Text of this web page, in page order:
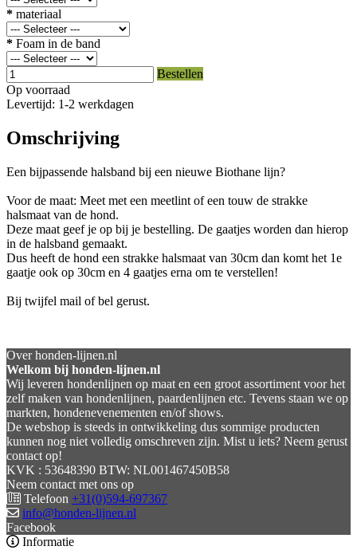
* materiaal
* Foam in de band
Bestellen
Op voorraad
Levertijd: 1-2 werkdagen
Omschrijving
Een bijpassende halsband bij een nieuwe Biothane lijn?
Voor de maat: Meet met een meetlint of een touw de strakke
halsmaat van de hond.
Deze maat geef je op bij je bestelling. De gaatjes worden dan hierop
in de halsband gemaakt.
Dus heeft de hond een strakke halsmaat van 30cm dan komt het 1e
gaatje ook op 30cm en 4 gaatjes erna om te verstellen!
Bij twijfel mail of bel gerust.
Over honden-lijnen.nl
Welkom bij honden-lijnen.nl
Wij leveren hondenlijnen op maat en een groot assortiment voor het
zelf maken van hondenlijnen, paardenlijnen etc. Tevens staan we op
markten, hondenevenementen en/of shows.
De webshop is steeds in ontwikkeling dus sommige producten
kunnen nog niet volledig omschreven zijn. Mist u iets? Neem gerust
contact op!
KVK : 53648390 BTW: NL001467450B58
Neem contact met ons op
Telefoon +31(0)594-697367
info@honden-lijnen.nl
Facebook
Informatie